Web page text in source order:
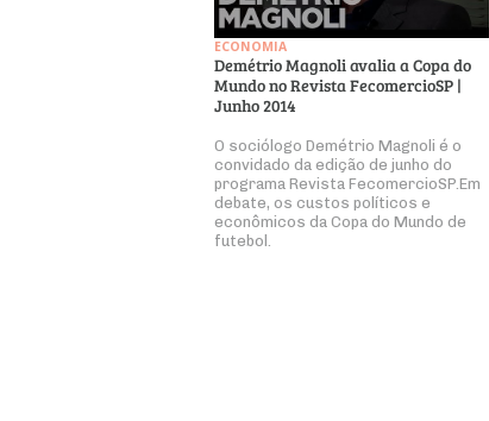
ECONOMIA
Demétrio Magnoli avalia a Copa do
Mundo no Revista FecomercioSP |
Junho 2014
O sociólogo Demétrio Magnoli é o
convidado da edição de junho do
programa Revista FecomercioSP.Em
debate, os custos políticos e
econômicos da Copa do Mundo de
futebol.